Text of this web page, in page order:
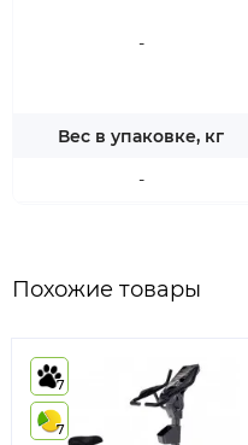
-
Вес в упаковке, кг
-
Похожие товары
7
7